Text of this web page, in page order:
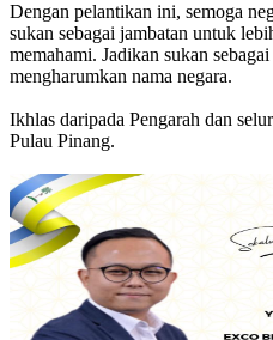
Dengan pelantikan ini, semoga
sukan sebagai jambatan untuk
memahami. Jadikan sukan
mengharumkan nama negara.
Ikhlas daripada Pengarah dan
Pulau Pinang.